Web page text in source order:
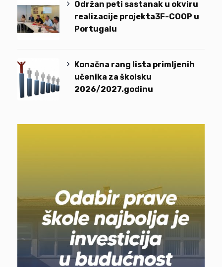
Održan peti sastanak u okviru
realizacije projekta3F-COOP u
Portugalu
Konačna rang lista primljenih
učenika za školsku
2026/2027.godinu